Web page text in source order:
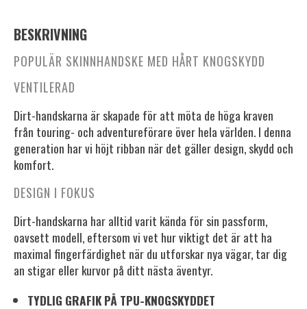
BESKRIVNING
POPULÄR SKINNHANDSKE MED HÅRT KNOGSKYDD
VENTILERAD
Dirt-handskarna är skapade för att möta de höga kraven
från touring- och adventureförare över hela världen. I denna
generation har vi höjt ribban när det gäller design, skydd och
komfort.
DESIGN I FOKUS
Dirt-handskarna har alltid varit kända för sin passform,
oavsett modell, eftersom vi vet hur viktigt det är att ha
maximal fingerfärdighet när du utforskar nya vägar, tar dig
an stigar eller kurvor på ditt nästa äventyr.
TYDLIG GRAFIK PÅ TPU-KNOGSKYDDET